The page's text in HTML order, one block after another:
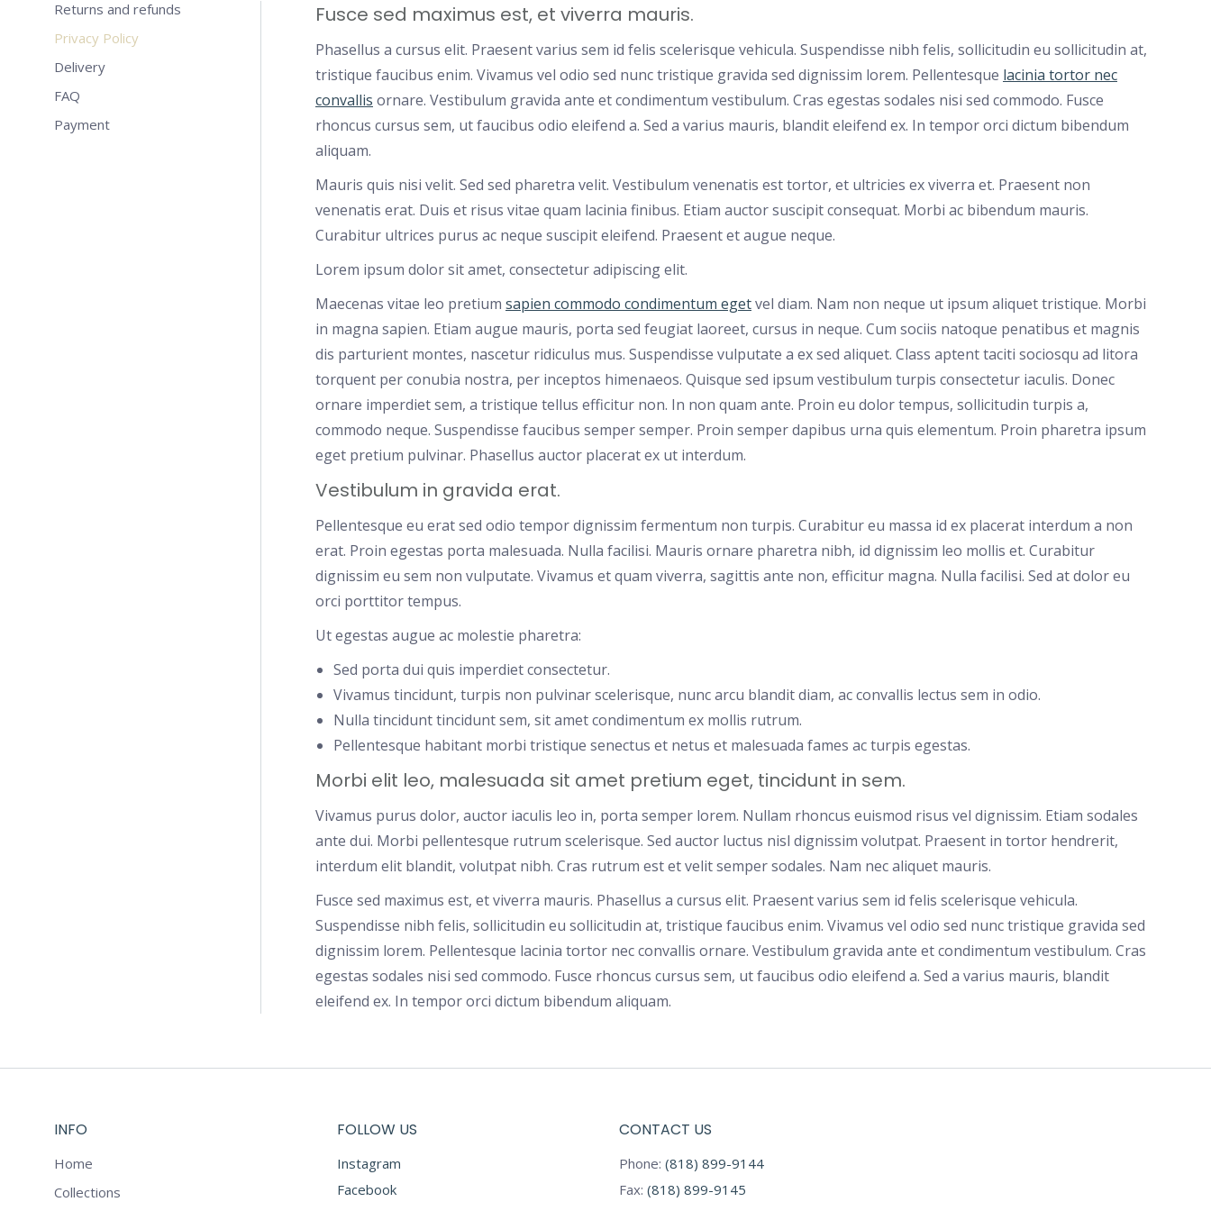
Fusce sed maximus est, et viverra mauris.
Phasellus a cursus elit. Praesent varius sem id felis scelerisque vehicula. Suspendisse nibh felis, sollicitudin eu sollicitudin at,
tristique faucibus enim. Vivamus vel odio sed nunc tristique gravida sed dignissim lorem. Pellentesque lacinia tortor nec
convallis ornare. Vestibulum gravida ante et condimentum vestibulum. Cras egestas sodales nisi sed commodo. Fusce
rhoncus cursus sem, ut faucibus odio eleifend a. Sed a varius mauris, blandit eleifend ex. In tempor orci dictum bibendum
aliquam.
Mauris quis nisi velit. Sed sed pharetra velit. Vestibulum venenatis est tortor, et ultricies ex viverra et. Praesent non
venenatis erat. Duis et risus vitae quam lacinia finibus. Etiam auctor suscipit consequat. Morbi ac bibendum mauris.
Curabitur ultrices purus ac neque suscipit eleifend. Praesent et augue neque.
Lorem ipsum dolor sit amet, consectetur adipiscing elit.
Maecenas vitae leo pretium sapien commodo condimentum egetvel diam. Nam non neque ut ipsum aliquet tristique. Morbi
in magna sapien. Etiam augue mauris, porta sed feugiat laoreet, cursus in neque. Cum sociis natoque penatibus et magnis
dis parturient montes, nascetur ridiculus mus. Suspendisse vulputate a ex sed aliquet. Class aptent taciti sociosqu ad litora
torquent per conubia nostra, per inceptos himenaeos. Quisque sed ipsum vestibulum turpis consectetur iaculis. Donec
ornare imperdiet sem, a tristique tellus efficitur non. In non quam ante. Proin eu dolor tempus, sollicitudin turpis a,
commodo neque. Suspendisse faucibus semper semper. Proin semper dapibus urna quis elementum. Proin pharetra ipsum
eget pretium pulvinar. Phasellus auctor placerat ex ut interdum.
Vestibulum in gravida erat.
Pellentesque eu erat sed odio tempor dignissim fermentum non turpis. Curabitur eu massa id ex placerat interdum a non
erat. Proin egestas porta malesuada. Nulla facilisi. Mauris ornare pharetra nibh, id dignissim leo mollis et. Curabitur
dignissim eu sem non vulputate. Vivamus et quam viverra, sagittis ante non, efficitur magna. Nulla facilisi. Sed at dolor eu
orci porttitor tempus.
Ut egestas augue ac molestie pharetra:
Sed porta dui quis imperdiet consectetur.
Vivamus tincidunt, turpis non pulvinar scelerisque, nunc arcu blandit diam, ac convallis lectus sem in odio.
Nulla tincidunt tincidunt sem, sit amet condimentum ex mollis rutrum.
Pellentesque habitant morbi tristique senectus et netus et malesuada fames ac turpis egestas.
Morbi elit leo, malesuada sit amet pretium eget, tincidunt in sem.
Vivamus purus dolor, auctor iaculis leo in, porta semper lorem. Nullam rhoncus euismod risus vel dignissim. Etiam sodales
ante dui. Morbi pellentesque rutrum scelerisque. Sed auctor luctus nisl dignissim volutpat. Praesent in tortor hendrerit,
interdum elit blandit, volutpat nibh. Cras rutrum est et velit semper sodales. Nam nec aliquet mauris.
Fusce sed maximus est, et viverra mauris. Phasellus a cursus elit. Praesent varius sem id felis scelerisque vehicula.
Suspendisse nibh felis, sollicitudin eu sollicitudin at, tristique faucibus enim. Vivamus vel odio sed nunc tristique gravida sed
dignissim lorem. Pellentesque lacinia tortor nec convallis ornare. Vestibulum gravida ante et condimentum vestibulum. Cras
egestas sodales nisi sed commodo. Fusce rhoncus cursus sem, ut faucibus odio eleifend a. Sed a varius mauris, blandit
eleifend ex. In tempor orci dictum bibendum aliquam.
Returns and refunds
Privacy Policy
Delivery
FAQ
Payment
INFO
Home
Collections
FOLLOW US
Instagram
Facebook
CONTACT US
Phone: (818) 899-9144
Fax: (818) 899-9145